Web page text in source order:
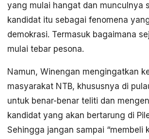
yang mulai hangat dan munculnya
kandidat itu sebagai fenomena
demokrasi. Termasuk bagaimana
mulai tebar pesona.
Namun, Winengan mengingatkan
masyarakat NTB, khususnya di
untuk benar-benar teliti dan
kandidat yang akan bertarung di
Sehingga jangan sampai “membeli